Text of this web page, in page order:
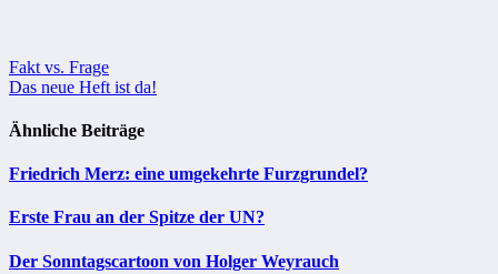
Beitragsnavigation
Fakt vs. Frage
Das neue Heft ist da!
Ähnliche Beiträge
Friedrich Merz: eine umgekehrte Furzgrundel?
Erste Frau an der Spitze der UN?
Der Sonntagscartoon von Holger Weyrauch